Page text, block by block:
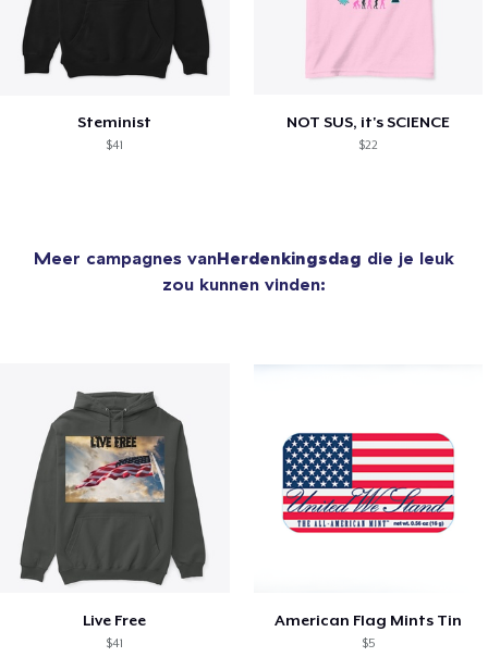
Steminist
$41
NOT SUS, it's SCIENCE
$22
Meer campagnes vanHerdenkingsdag die je leuk
zou kunnen vinden:
Live Free
$41
American Flag Mints Tin
$5